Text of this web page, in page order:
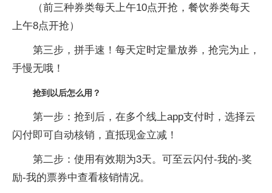
（前三种券类每天上午10点开抢，餐饮券类每天
上午8点开抢）
第三步，拼手速！每天定时定量放券，抢完为止，
手慢无哦！
抢到以后怎么用？
第一步：抢到后，在多个线上app支付时，选择云
闪付即可自动核销，直抵现金立减！
第二步：使用有效期为3天。可至云闪付-我的-奖
励-我的票券中查看核销情况。